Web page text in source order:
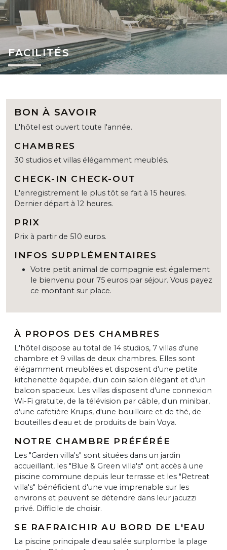
FACILITÉS
BON À SAVOIR
L'hôtel est ouvert toute l'année.
CHAMBRES
30 studios et villas élégamment meublés.
CHECK-IN CHECK-OUT
L'enregistrement le plus tôt se fait à 15 heures.
Dernier départ à 12 heures.
PRIX
Prix à partir de 510 euros.
INFOS SUPPLÉMENTAIRES
Votre petit animal de compagnie est également
le bienvenu pour 75 euros par séjour. Vous payez
ce montant sur place.
À PROPOS DES CHAMBRES
L'hôtel dispose au total de 14 studios, 7 villas d'une
chambre et 9 villas de deux chambres. Elles sont
élégamment meublées et disposent d'une petite
kitchenette équipée, d'un coin salon élégant et d'un
balcon spacieux. Les villas disposent d'une connexion
Wi-Fi gratuite, de la télévision par câble, d'un minibar,
d'une cafetière Krups, d'une bouilloire et de thé, de
bouteilles d'eau et de produits de bain Voya.
NOTRE CHAMBRE PRÉFÉRÉE
Les "Garden villa's" sont situées dans un jardin
accueillant, les "Blue & Green villa's" ont accès à une
piscine commune depuis leur terrasse et les "Retreat
villa's" bénéficient d'une vue imprenable sur les
environs et peuvent se détendre dans leur jacuzzi
privé. Difficile de choisir.
SE RAFRAICHIR AU BORD DE L'EAU
La piscine principale d'eau salée surplombe la plage